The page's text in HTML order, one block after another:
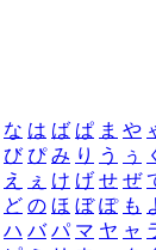
な は ば ぱ ま や
び ぴ み り う ぅ
え ぇ け げ せ ぜ
ど の ほ ぼ ぽ も
ハ バ パ マ ヤ ャ